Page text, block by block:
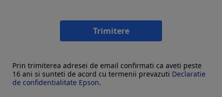
Trimitere
Prin trimiterea adresei de email confirmati ca aveti peste
16 ani si sunteti de acord cu termenii prevazuti Declaratie
de confidentialitate Epson.